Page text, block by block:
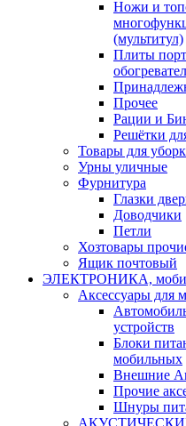
Ножи и
(мультитул)
Плиты
Прочее
Рации и
Решётки
Товары для
Урны уличные
Фурнитура
Глазки
Доводчики
Петли
Хозтовары
Ящик почтовый
ЭЛЕКТРОНИКА,
Аксессуары для
устройств
Блоки
мобильных
Внешние
Прочие
Шнуры